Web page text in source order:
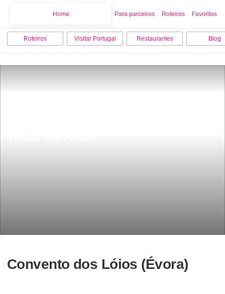
Home Para parceiros Roteiros Favoritos
Roteiros Visitar Portugal Restaurantes Blog
Convento dos Lóios (Évora)